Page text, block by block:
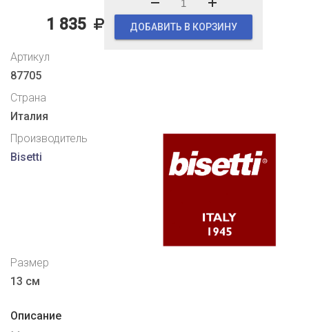
1 835 ДОБАВИТЬ В КОРЗИНУ
Артикул
87705
Страна
Италия
Производитель
Bisetti
Размер
13 см
Описание